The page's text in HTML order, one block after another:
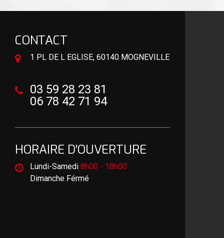
CONTACT
1 PL DE L EGLISE, 60140 MOGNEVILLE
03 59 28 23 81
06 78 42 71 94
HORAIRE D'OUVERTURE
Lundi-Samedi 8h00 - 18h00
Dimanche Férmé